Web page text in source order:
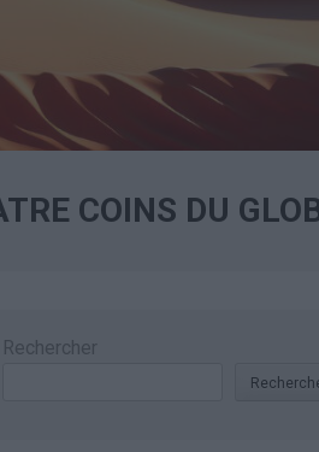
COINS DU
Rechercher